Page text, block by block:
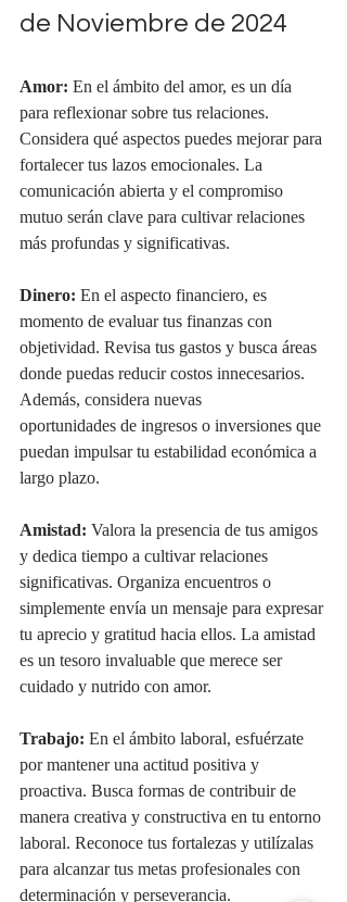
de Noviembre de 2024
Amor: En el ámbito del amor, es un día
para reflexionar sobre tus relaciones.
Considera qué aspectos puedes mejorar para
fortalecer tus lazos emocionales. La
comunicación abierta y el compromiso
mutuo serán clave para cultivar relaciones
más profundas y significativas.
Dinero: En el aspecto financiero, es
momento de evaluar tus finanzas con
objetividad. Revisa tus gastos y busca áreas
donde puedas reducir costos innecesarios.
Además, considera nuevas
oportunidades de ingresos o inversiones que
puedan impulsar tu estabilidad económica a
largo plazo.
Amistad: Valora la presencia de tus amigos
y dedica tiempo a cultivar relaciones
significativas. Organiza encuentros o
simplemente envía un mensaje para expresar
tu aprecio y gratitud hacia ellos. La amistad
es un tesoro invaluable que merece ser
cuidado y nutrido con amor.
Trabajo: En el ámbito laboral, esfuérzate
por mantener una actitud positiva y
proactiva. Busca formas de contribuir de
manera creativa y constructiva en tu entorno
laboral. Reconoce tus fortalezas y utilízalas
para alcanzar tus metas profesionales con